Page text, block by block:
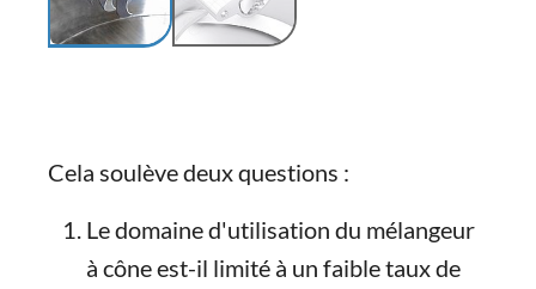
Cela soulève deux questions :
Le domaine d'utilisation du mélangeur
à cône est-il limité à un faible taux de